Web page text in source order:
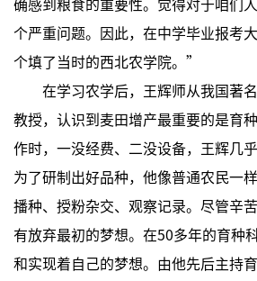
确感到粮食的重要性。觉得对于咱们
个严重问题。因此，在中学毕业报考
个填了当时的西北农学院。”
在学习农学后，王辉师从我国著名
教授，认识到麦田增产最重要的是育
作时，一没经费、二没设备，王辉几
为了研制出好品种，他像普通农民一
播种、授粉杂交、观察记录。尽管辛
有放弃最初的梦想。在50多年的育种
和实现着自己的梦想。由他先后主持